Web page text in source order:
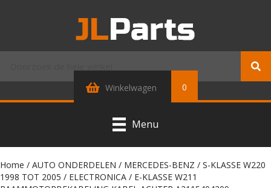
Winkelwagen 0
Menu
Home / AUTO ONDERDELEN / MERCEDES-BENZ / S-KLASSE W220
1998 TOT 2005 / ELECTRONICA / E-KLASSE W211